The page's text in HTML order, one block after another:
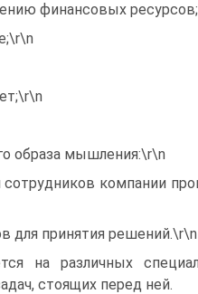
финансовых
образа мышления:\r\n
сотрудников компании
для принятия решений.\r\n
на различных
стоящих перед ней.